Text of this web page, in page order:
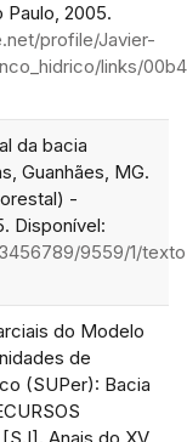
Paulo, 2005.
profile/Javier-
links/
da bacia
Guanhães, MG.
-
Disponível:
9559/1/
do Modelo
de
(SUPer): Bacia